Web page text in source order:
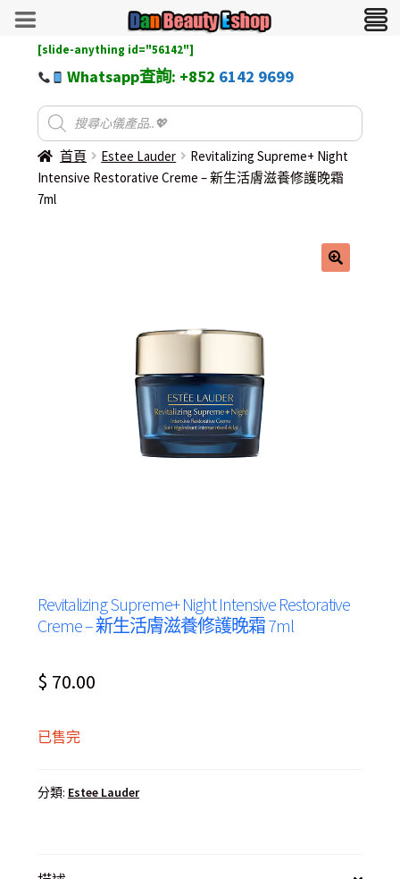
[slide-anything id="56142"]
Whatsapp查詢: +852 6142 9699
首頁 Estee Lauder
Revitalizing Supreme+ Night
Intensive Restorative Creme – 新生活膚滋養修護晚霜
7ml
Revitalizing Supreme+ Night Intensive Restorative
Creme – 新生活膚滋養修護晚霜 7ml
$ 70.00
已售完
分類: Estee Lauder